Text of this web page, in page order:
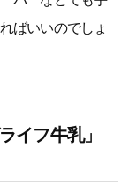
ばいいのでしょ
イフ牛乳」